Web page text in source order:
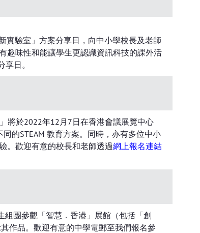
實驗室」方案分享日，向中小學校長及老師
趣味性和能讓學生更認識資訊科技的課外活
享日。
將於2022年12月7日在香港會議展覽中心
的STEAM 教育方案。同時，亦有多位中小
。歡迎有意的校長和老師透過網上報名連結
組團參觀「智慧．香港」展館（包括「創
作品。歡迎有意的中學電郵至我們報名參